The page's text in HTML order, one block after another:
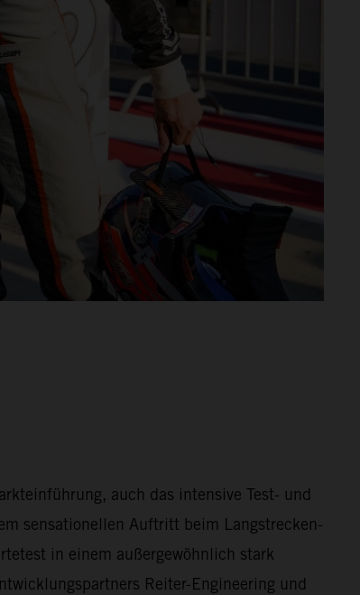
auch das intensive Test- und
sensationellen Auftritt beim Langstrecken-
in einem außergewöhnlich stark
Reiter-Engineering und